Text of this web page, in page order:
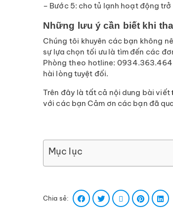
– Bước 5: cho tủ lạnh hoạt động
Những lưu ý cần biết khi
Chúng tôi khuyên các bạn không
sự lựa chọn tối ưu là tìm đến các
Phòng theo hotline:
hài lòng tuyệt đối.
Trên đây là tất cả nội dung bài viết
với các bạn Cảm ơn các bạn đã
Mục lục
Chia sẻ: